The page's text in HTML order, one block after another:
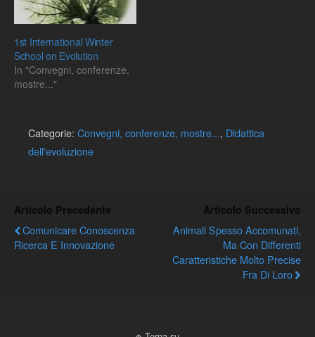
1st International Winter
School on Evolution
In "Convegni, conferenze,
mostre..."
Categorie: Convegni, conferenze, mostre..., Didattica
dell'evoluzione
Articolo Precedente
Comunicare Conoscenza
Ricerca E Innovazione
Articolo Successivo
Animali Spesso Accomunati,
Ma Con Differenti
Caratteristiche Molto Precise
Fra Di Loro